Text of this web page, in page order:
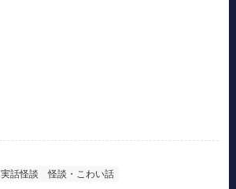
実話怪談 怪談・こわい話